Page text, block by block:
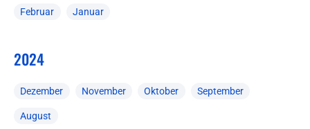
Februar Januar
2024
Dezember November Oktober September
August